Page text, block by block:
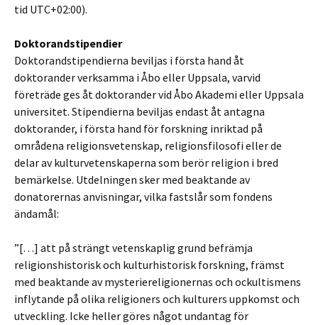
tid UTC+02:00).
Doktorandstipendier
Doktorandstipendierna beviljas i första hand åt
doktorander verksamma i Åbo eller Uppsala, varvid
företräde ges åt doktorander vid Åbo Akademi eller Uppsala
universitet. Stipendierna beviljas endast åt antagna
doktorander, i första hand för forskning inriktad på
områdena religionsvetenskap, religionsfilosofi eller de
delar av kulturvetenskaperna som berör religion i bred
bemärkelse. Utdelningen sker med beaktande av
donatorernas anvisningar, vilka fastslår som fondens
ändamål:
”[…] att på strängt vetenskaplig grund befrämja
religionshistorisk och kulturhistorisk forskning, främst
med beaktande av mysteriereligionernas och ockultismens
inflytande på olika religioners och kulturers uppkomst och
utveckling. Icke heller göres något undantag för